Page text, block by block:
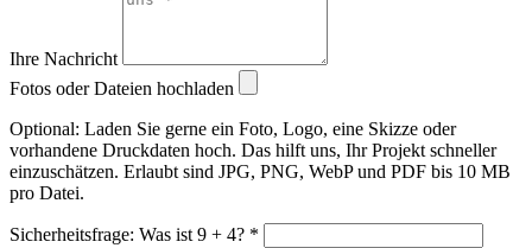
Ihre Nachricht
Fotos oder Dateien hochladen
Optional: Laden Sie gerne ein Foto, Logo, eine Skizze oder
vorhandene Druckdaten hoch. Das hilft uns, Ihr Projekt schneller
einzuschätzen. Erlaubt sind JPG, PNG, WebP und PDF bis 10 MB
pro Datei.
Sicherheitsfrage: Was ist 9 + 4? *